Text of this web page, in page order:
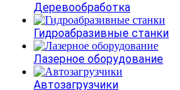
Деревообработка
Гидроабразивные станки
Лазерное оборудование
Автозагрузчики